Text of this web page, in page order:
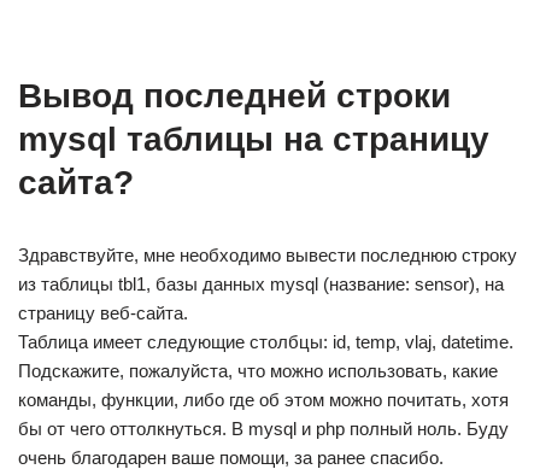
Вывод последней строки
mysql таблицы на страницу
сайта?
Здравствуйте, мне необходимо вывести последнюю строку
из таблицы tbl1, базы данных mysql (название: sensor), на
страницу веб-сайта.
Таблица имеет следующие столбцы: id, temp, vlaj, datetime.
Подскажите, пожалуйста, что можно использовать, какие
команды, функции, либо где об этом можно почитать, хотя
бы от чего оттолкнуться. В mysql и php полный ноль. Буду
очень благодарен ваше помощи, за ранее спасибо.